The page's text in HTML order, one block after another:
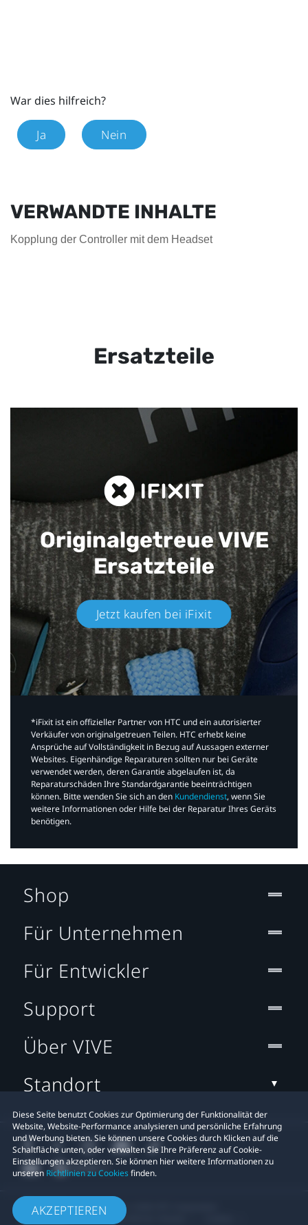
War dies hilfreich?
Ja Nein
VERWANDTE INHALTE
Kopplung der Controller mit dem Headset
Ersatzteile
Originalgetreue VIVE
Ersatzteile
Jetzt kaufen bei iFixit​
*iFixit ist ein offizieller Partner von HTC und ein autorisierter
Verkäufer von originalgetreuen Teilen. HTC erhebt keine
Ansprüche auf Vollständigkeit in Bezug auf Aussagen externer
Websites. Eigenhändige Reparaturen sollten nur bei Geräte
verwendet werden, deren Garantie abgelaufen ist, da
Reparaturschäden Ihre Standardgarantie beeinträchtigen
können. Bitte wenden Sie sich an den Kundendienst, wenn Sie
weitere Informationen oder Hilfe bei der Reparatur Ihres Geräts
benötigen.​
Diese Seite benutzt Cookies zur Optimierung der Funktionalität der
Website, Website-Performance analysieren und persönliche Erfahrung
und Werbung bieten. Sie können unsere Cookies durch Klicken auf die
Schaltfläche unten, oder verwalten Sie Ihre Präferenz auf Cookie-
Einstellungen akzeptieren. Sie können hier weitere Informationen zu
unseren Richtlinien zu Cookiesfinden.
AKZEPTIEREN
Shop
Für Unternehmen
Für Entwickler
Support
Über VIVE
Standort
© 2011-2026 HTC Corporation
Rechtlicher Hinweis